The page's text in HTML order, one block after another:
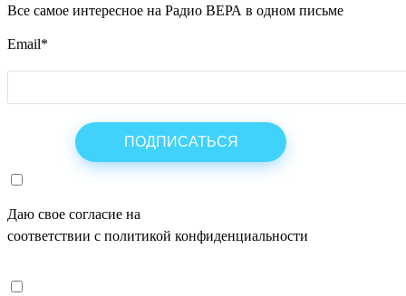
Все самое интересное на Радио ВЕРА в одном письме
Email*
Даю свое согласие на
соответствии с политикой конфиденциальности